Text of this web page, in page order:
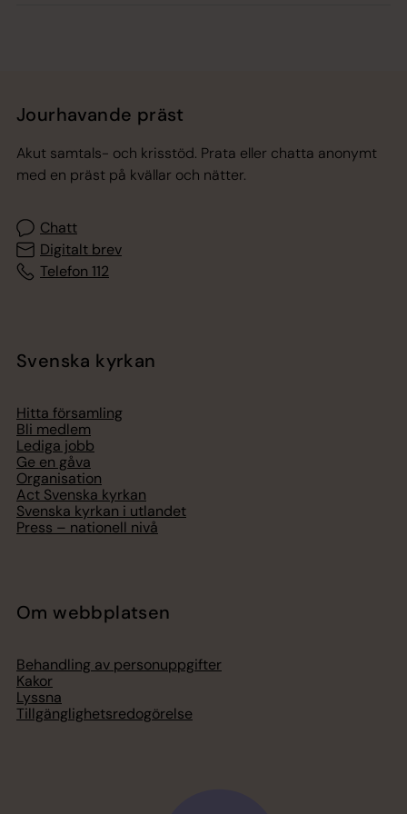
Jourhavande präst
Akut samtals- och krisstöd. Prata eller chatta anonymt
med en präst på kvällar och nätter.
Chatt
Digitalt brev
Telefon 112
Svenska kyrkan
Hitta församling
Bli medlem
Lediga jobb
Ge en gåva
Organisation
Act Svenska kyrkan
Svenska kyrkan i utlandet
Press – nationell nivå
Om webbplatsen
Behandling av personuppgifter
Kakor
Lyssna
Tillgänglighetsredogörelse